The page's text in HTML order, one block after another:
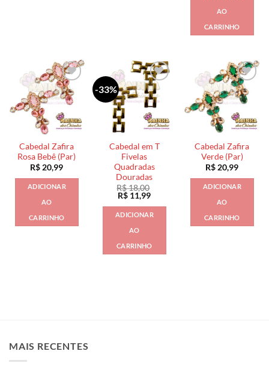
AO
CARRINHO
Cabedal Zafira
Rosa Bebê (Par)
R$20,99
ADICIONAR
AO
CARRINHO
-33%
Cabedal em T
Fivelas
Quadradas
Douradas
R$18,00
O
original
era:
R$ 18,00.
R$ 11,99O
atual
é:
ADICIONAR
AO
CARRINHO
Cabedal Zafira
Verde (Par)
R$20,99
ADICIONAR
AO
CARRINHO
MAIS RECENTES